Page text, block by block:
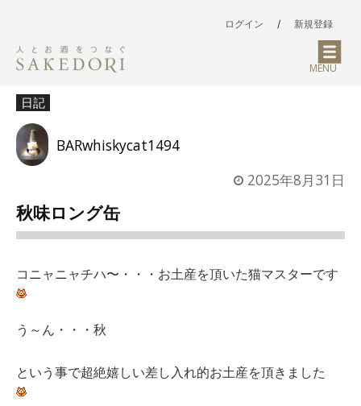
ログイン / 新規登録
MENU
日記
BARwhiskycat1494
2025年8月31日
秋味ロング缶
コニャニャチハ〜・・・お土産を頂いた猫マスターです
う～ん・・・秋
という事で超絶嬉しい差し入れ的お土産を頂きました